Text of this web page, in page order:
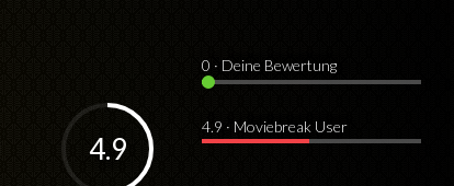
4.9
0 · Deine Bewertung
4.9 · Moviebreak User